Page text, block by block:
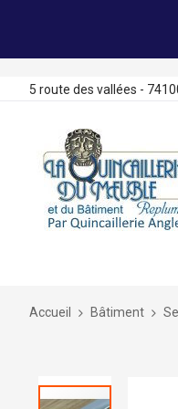
5 route des vallées -
Accueil Bâtiment
Skip
to